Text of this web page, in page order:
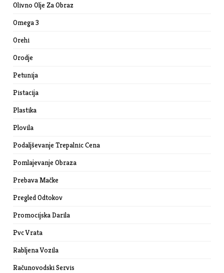
Olivno Olje Za Obraz
Omega 3
Orehi
Orodje
Petunija
Pistacija
Plastika
Plovila
Podaljševanje Trepalnic Cena
Pomlajevanje Obraza
Prebava Mačke
Pregled Odtokov
Promocijska Darila
Pvc Vrata
Rabljena Vozila
Računovodski Servis